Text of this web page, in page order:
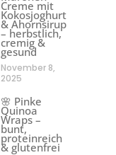
Creme mit
Kokosjoghurt
& Ahornsirup
– herbstlich,
cremig &
gesund
November 8,
2025
🌸 Pinke
Quinoa
Wraps –
bunt,
proteinreich
& glutenfrei